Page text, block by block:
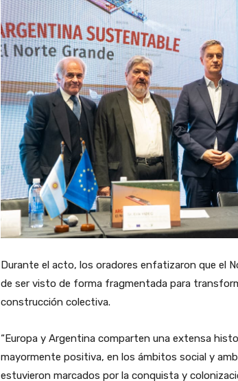
Durante el acto, los oradores enfatizaron que el
de ser visto de forma fragmentada para
construcción colectiva.
“Europa y Argentina comparten una extensa
mayormente positiva, en los ámbitos social y
estuvieron marcados por la conquista y